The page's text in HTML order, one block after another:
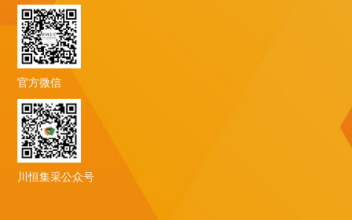
官方微信
川恒集采公众号